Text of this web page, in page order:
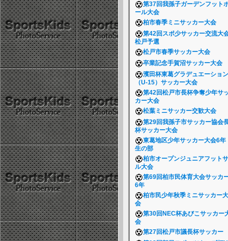
第37回我孫子ガーデンフット
ール大会
柏市春季ミニサッカー大会
第42回スポ少サッカー交流大
松戸予選
松戸市春季サッカー大会
卒業記念手賀沼サッカー大会
濱田杯東葛グラデュエーション
（U-15）サッカー大会
第42回松戸市長杯争奪少年サ
カー大会
松葉ミニサッカー交歓大会
第29回我孫子市サッカー協会
杯サッカー大会
東葛地区少年サッカー大会6年
生の部
柏市オープンジュニアフットサ
ル大会
第69回柏市民体育大会サッカ
6年
柏市民少年秋季ミニサッカー大
会
第30回NEC杯あびこサッカー
会
第27回松戸市議長杯サッカー